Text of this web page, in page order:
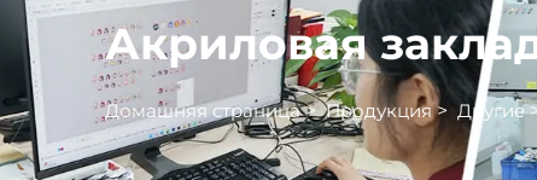
Акриловая
Домашняя страница>Продукция>Другие